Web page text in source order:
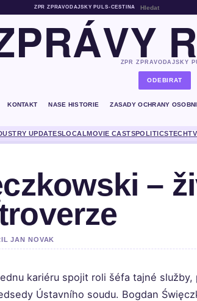
ZPR ZPRAVODAJSKY PULS•CESTINA
ZPR ZPRAVODAJSKY
ODEBIRAT
KONTAKT NASE HISTORIE ZASADY OCHRANY
UPDATESLOCALMOVIE CASTSPOLITICSTECH
–
JAN NOVAK
kariéru spojit roli šéfa tajné služby,
Ústavního soudu. Bogdan